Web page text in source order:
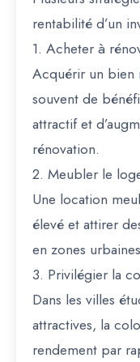
rentabilité d’un
1. Acheter à
Acquérir un bien
souvent de
attractif et
rénovation.
2. Meubler le
Une location
élevé et attirer
en zones
3. Privilégier la
Dans les villes
attractives, la
rendement par